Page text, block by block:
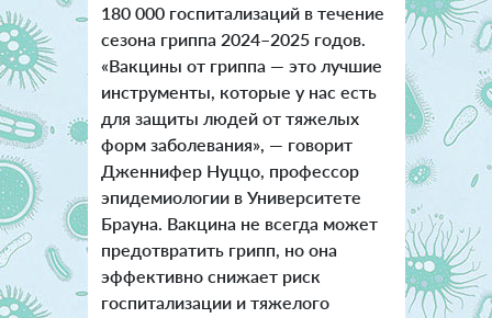
180 000 госпитализаций в течение
сезона гриппа 2024–2025 годов.
«Вакцины от гриппа — это лучшие
инструменты, которые у нас есть
для защиты людей от тяжелых
форм заболевания», — говорит
Дженнифер Нуццо, профессор
эпидемиологии в Университете
Брауна. Вакцина не всегда может
предотвратить грипп, но она
эффективно снижает риск
госпитализации и тяжелого